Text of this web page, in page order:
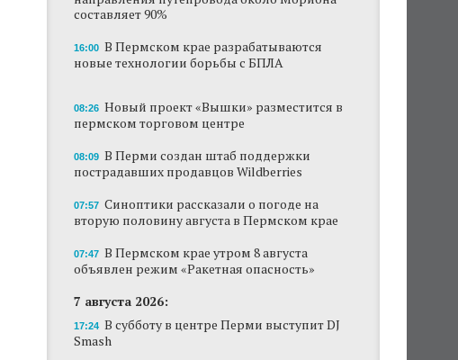
Сеть «Иль де Ботэ» уходит из Перми
Власти Перми намерены развернуть борьбу
с брошенными автомобилями
Продажи туров из Перми в Абхазию упали
на 30%
Власти вернулись к проекту большого
стадиона в Камской долине Перми
составляет 90%
16:00 В Пермском крае разрабатываются
новые технологии борьбы с БПЛА
08:26 Новый проект «Вышки» разместится в
пермском торговом центре
08:09 В Перми создан штаб поддержки
пострадавших продавцов Wildberries
07:57 Синоптики рассказали о погоде на
вторую половину августа в Пермском крае
07:47 В Пермском крае утром 8 августа
объявлен режим «Ракетная опасность»
7 августа 2026:
17:24 В субботу в центре Перми выступит DJ
Smash